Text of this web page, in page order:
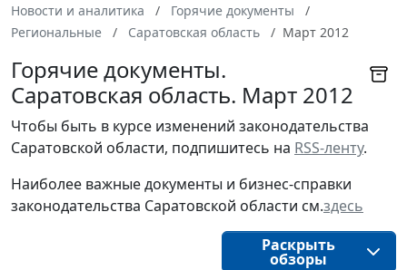
Новости и аналитика
Горячие документы
Региональные
Саратовская область Март 2012
Горячие документы.
Саратовская область. Март 2012
Чтобы быть в курсе изменений законодательства
Саратовской области, подпишитесь на RSS-ленту.
Наиболее важные документы и бизнес-справки
законодательства Саратовской области см.здесь
Раскрыть
обзоры